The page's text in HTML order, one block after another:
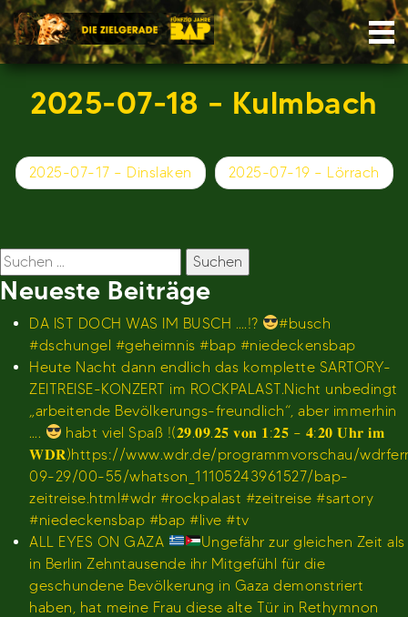
Skip
to
content
2025-07-18 – Kulmbach
Beitragsnavigation
2025-07-17 – Dinslaken 2025-07-19 – Lörrach
Suchen
nach:
Neueste Beiträge
DA IST DOCH WAS IM BUSCH ….!?
#busch
#dschungel #geheimnis #bap #niedeckensbap
Heute Nacht dann endlich das komplette SARTORY-
ZEITREISE-KONZERT im ROCKPALAST.Nicht unbedingt
„arbeitende Bevölkerungs-freundlich“, aber immerhin
….
habt viel Spaß !(𝟐𝟗.𝟎𝟗.𝟐𝟓 𝐯𝐨𝐧 𝟏:𝟐𝟓 – 𝟒:𝟐𝟎 𝐔𝐡𝐫 𝐢𝐦
𝐖𝐃𝐑)https://www.wdr.de/programmvorschau/
09-29/00-55/whatson_11105243961527/bap-
zeitreise.html#wdr #rockpalast #zeitreise #sartory
#niedeckensbap #bap #live #tv
ALL EYES ON GAZA
Ungefähr zur gleichen Zeit als
in Berlin Zehntausende ihr Mitgefühl für die
geschundene Bevölkerung in Gaza demonstriert
haben, hat meine Frau diese alte Tür in Rethymnon